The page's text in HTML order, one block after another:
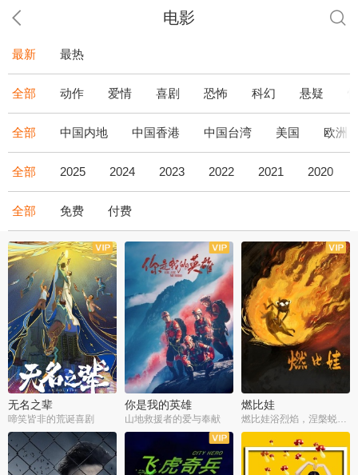
电影
最新 最热
全部 动作 爱情 喜剧 恐怖 科幻 悬疑
全部 中国内地 中国香港 中国台湾 美国 欧洲
全部 2025 2024 2023 2022 2021 2020
全部 免费 付费
无名之辈
啼笑皆非的荒诞喜剧
你是我的英雄
山地救援者的爱与奉献
燃比娃
燃比娃浴烈焰，涅槃蜕变成人